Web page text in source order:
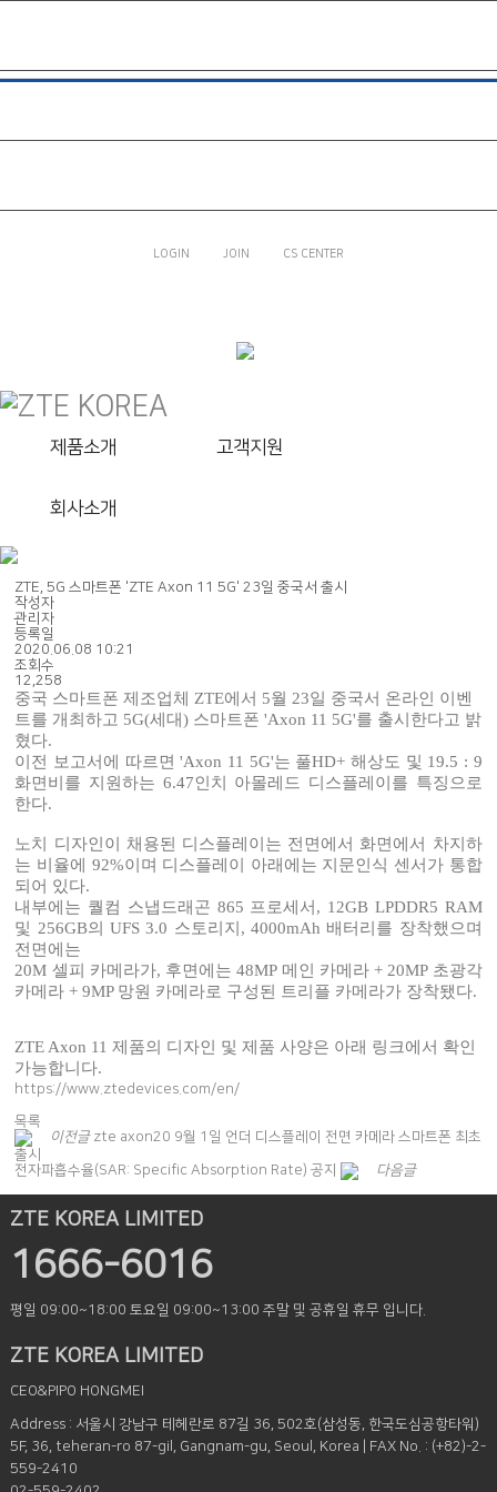
LOGIN JOIN CS CENTER
제품소개 고객지원
회사소개
ZTE, 5G 스마트폰 'ZTE Axon 11 5G' 23일 중국서 출시
작성자
관리자
등록일
2020.06.08 10:21
조회수
12,258
중국 스마트폰 제조업체 ZTE에서 5월 23일 중국서 온라인 이벤
트를 개최하고 5G(세대) 스마트폰 'Axon 11 5G'를 출시한다고 밝
혔다.
이전 보고서에 따르면 'Axon 11 5G'는 풀HD+ 해상도 및 19.5 : 9
화면비를 지원하는 6.47인치 아몰레드 디스플레이를 특징으로
한다.
노치 디자인이 채용된 디스플레이는 전면에서 화면에서 차지하
는 비율에 92%이며 디스플레이 아래에는 지문인식 센서가 통합
되어 있다.
내부에는 퀄컴 스냅드래곤 865 프로세서, 12GB LPDDR5 RAM
및 256GB의 UFS 3.0 스토리지, 4000mAh 배터리를 장착했으며
전면에는
20M 셀피 카메라가, 후면에는 48MP 메인 카메라 + 20MP 초광각
카메라 + 9MP 망원 카메라로 구성된 트리플 카메라가 장착됐다.
ZTE Axon 11 제품의 디자인 및 제품 사양은 아래 링크에서 확인
가능합니다.
https://www.ztedevices.com/en/
목록
이전글 zte axon20 9월 1일 언더 디스플레이 전면 카메라 스마트폰 최초
출시
전자파흡수율(SAR: Specific Absorption Rate) 공지
다음글
ZTE KOREA LIMITED
1666-6016
평일 09:00~18:00 토요일 09:00~13:00 주말 및 공휴일 휴무 입니다.
ZTE KOREA LIMITED
CEO&PIPO HONGMEI
Address : 서울시 강남구 테헤란로 87길 36, 502호(삼성동, 한국도심공항타워)
5F, 36, teheran-ro 87-gil, Gangnam-gu, Seoul, Korea | FAX No. : (+82)-2-
559-2410